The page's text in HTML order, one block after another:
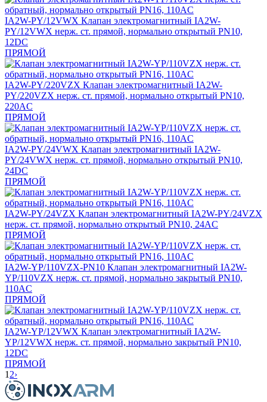
IA2W-PY/12VWX Клапан электромагнитный IA2W-
PY/12VWX нерж. ст. прямой, нормально открытый PN10,
12DC
ПРЯМОЙ
IA2W-PY/220VZX Клапан электромагнитный IA2W-
PY/220VZX нерж. ст. прямой, нормально открытый PN10,
220AC
ПРЯМОЙ
IA2W-PY/24VWX Клапан электромагнитный IA2W-
PY/24VWX нерж. ст. прямой, нормально открытый PN10,
24DC
ПРЯМОЙ
IA2W-PY/24VZX Клапан электромагнитный IA2W-PY/24VZX
нерж. ст. прямой, нормально открытый PN10, 24AC
ПРЯМОЙ
IA2W-YP/110VZX-PN10 Клапан электромагнитный IA2W-
YP/110VZX нерж. ст. прямой, нормально закрытый PN10,
110AC
ПРЯМОЙ
IA2W-YP/12VWX Клапан электромагнитный IA2W-
YP/12VWX нерж. ст. прямой, нормально закрытый PN10,
12DC
ПРЯМОЙ
1 2›